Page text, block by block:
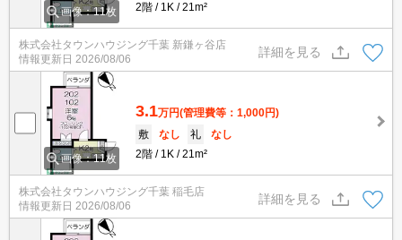
画像：11枚
2階
1K 21m²
株式会社タウンハウジング千葉 新鎌ヶ谷店
情報更新日 2026/08/06
詳細を見る
画像：11枚
3.1万円(管理費等：1,000円)
敷
なし 礼
なし
2階
1K 21m²
株式会社タウンハウジング千葉 稲毛店
情報更新日 2026/08/06
詳細を見る